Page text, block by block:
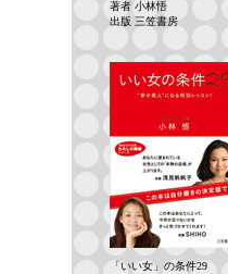
著者 小林悟
出版 三笠書房
「いい女」の条件29